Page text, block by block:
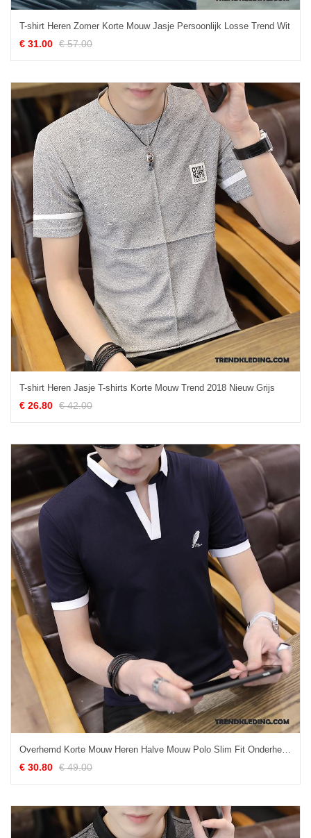
T-shirt Heren Zomer Korte Mouw Jasje Persoonlijk Losse Trend Wit
€ 31.00 € 57.00
T-shirt Heren Jasje T-shirts Korte Mouw Trend 2018 Nieuw Grijs
€ 26.80 € 42.00
Overhemd Korte Mouw Heren Halve Mouw Polo Slim Fit Onderhemd Revers Hemdkraag Zwart
€ 30.80 € 49.00